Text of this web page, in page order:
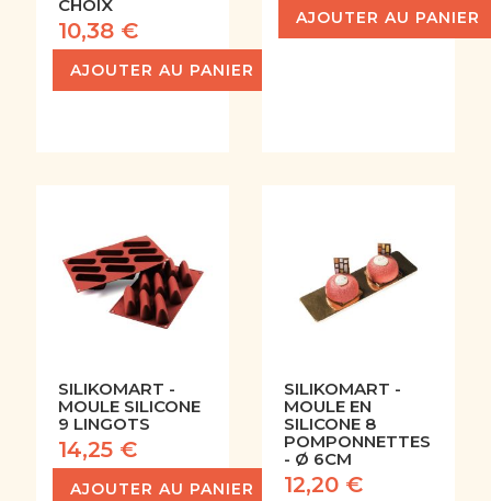
CHOIX
10,38 €
AJOUTER AU PANIER
AJOUTER AU PANIER
SILIKOMART -
MOULE SILICONE
9 LINGOTS
14,25 €
AJOUTER AU PANIER
SILIKOMART -
MOULE EN
SILICONE 8
POMPONNETTES
- Ø 6CM
12,20 €